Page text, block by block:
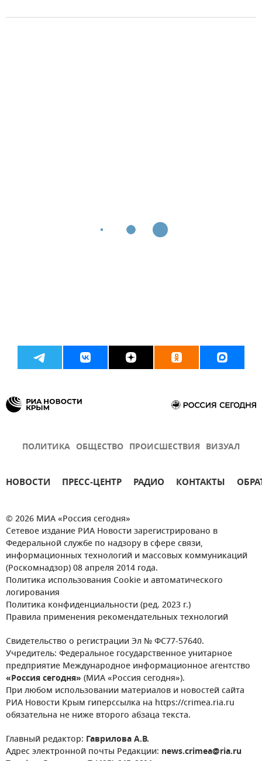
ПОЛИТИКА ОБЩЕСТВО ПРОИСШЕСТВИЯ ВИЗУАЛ
НОВОСТИ ПРЕСС-ЦЕНТР РАДИО КОНТАКТЫ
© 2026 МИА «Россия сегодня»
Сетевое издание РИА Новости зарегистрировано в
Федеральной службе по надзору в сфере связи,
информационных технологий и массовых коммуникаций
(Роскомнадзор) 08 апреля 2014 года.
Политика использования Cookie и автоматического
логирования
Политика конфиденциальности (ред. 2023 г.)
Правила применения рекомендательных технологий
Свидетельство о регистрации Эл № ФС77-57640.
Учредитель: Федеральное государственное унитарное
предприятие Международное информационное агентство
«Россия сегодня» (МИА «Россия сегодня»).
При любом использовании материалов и новостей сайта
РИА Новости Крым гиперссылка на https://crimea.ria.ru
обязательна не ниже второго абзаца текста.
Главный редактор: Гаврилова А.В.
Адрес электронной почты Редакции: news.crimea@ria.ru